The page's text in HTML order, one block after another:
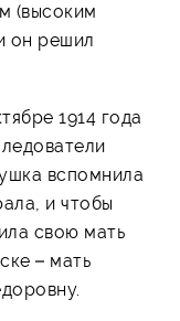
(высоким
он решил
1914 года
вспомнила
и чтобы
свою мать
– мать